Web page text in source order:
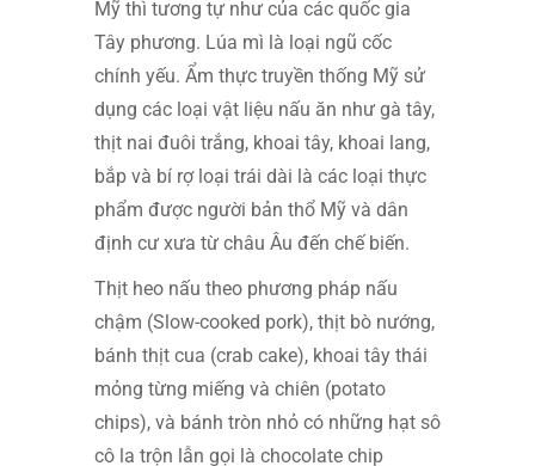
Mỹ thì tương tự như của các quốc gia
Tây phương. Lúa mì là loại ngũ cốc
chính yếu. Ẩm thực truyền thống Mỹ sử
dụng các loại vật liệu nấu ăn như gà tây,
thịt nai đuôi trắng, khoai tây, khoai lang,
bắp và bí rợ loại trái dài là các loại thực
phẩm được người bản thổ Mỹ và dân
định cư xưa từ châu Âu đến chế biến.
Thịt heo nấu theo phương pháp nấu
chậm (Slow-cooked pork), thịt bò nướng,
bánh thịt cua (crab cake), khoai tây thái
mỏng từng miếng và chiên (potato
chips), và bánh tròn nhỏ có những hạt sô
cô la trộn lẫn gọi là chocolate chip